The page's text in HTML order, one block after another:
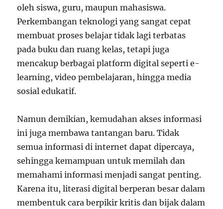
oleh siswa, guru, maupun mahasiswa.
Perkembangan teknologi yang sangat cepat
membuat proses belajar tidak lagi terbatas
pada buku dan ruang kelas, tetapi juga
mencakup berbagai platform digital seperti e-
learning, video pembelajaran, hingga media
sosial edukatif.
Namun demikian, kemudahan akses informasi
ini juga membawa tantangan baru. Tidak
semua informasi di internet dapat dipercaya,
sehingga kemampuan untuk memilah dan
memahami informasi menjadi sangat penting.
Karena itu, literasi digital berperan besar dalam
membentuk cara berpikir kritis dan bijak dalam